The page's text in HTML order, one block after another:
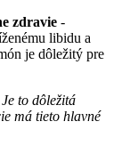
zdravie -
libidu a
je dôležitý pre
to dôležitá
má tieto hlavné